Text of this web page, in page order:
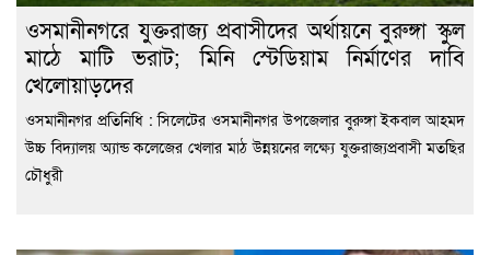
ওসমানীনগরে যুক্তরাজ্য প্রবাসীদের অর্থায়নে বুরুঙ্গা স্কুল
মাঠে মাটি ভরাট; মিনি স্টেডিয়াম নির্মাণের দাবি
খেলোয়াড়দের
ওসমানীনগর প্রতিনিধি : সিলেটের ওসমানীনগর উপজেলার বুরুঙ্গা ইকবাল আহমদ
উচ্চ বিদ্যালয় অ্যান্ড কলেজের খেলার মাঠ উন্নয়নের লক্ষ্যে যুক্তরাজ্যপ্রবাসী মতছির
চৌধুরী